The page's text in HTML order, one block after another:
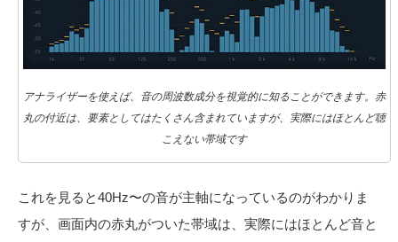
アナライザーを使えば、音の周波数成分を視覚的に知ることができます。赤
丸の付近は、要素としてはたくさん含まれていますが、実際にはほとんど聴
こえない帯域です
これを見ると40Hz〜の音が主軸になっているのがわかりま
すが、画面内の赤丸がついた帯域は、実際にはほとんど音と